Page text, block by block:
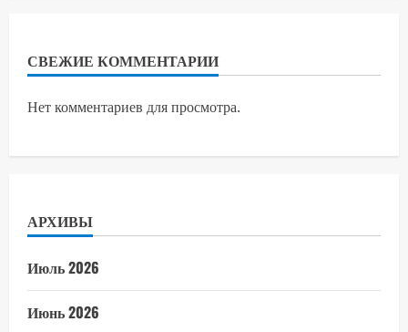
СВЕЖИЕ КОММЕНТАРИИ
Нет комментариев для просмотра.
АРХИВЫ
Июль 2026
Июнь 2026